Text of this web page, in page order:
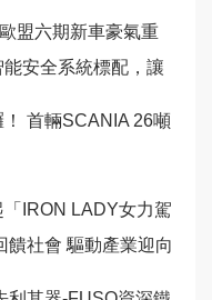
盟六期新車豪氣重
安全系統標配，讓
首輛SCANIA 26噸
IRON LADY女力駕
饋社會 驅動產業迎向